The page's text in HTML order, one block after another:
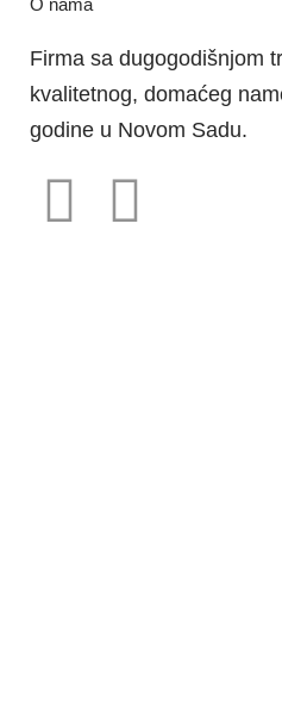
O nama
Firma sa dugogodišnjom
kvalitetnog, domaćeg
godine u Novom Sadu.